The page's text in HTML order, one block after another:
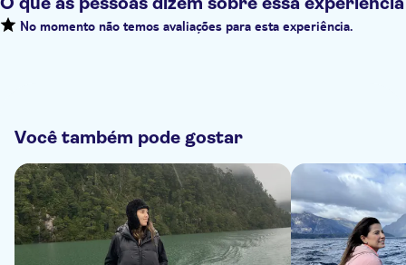
No momento não temos avaliações para esta experiência.
Você também pode gostar